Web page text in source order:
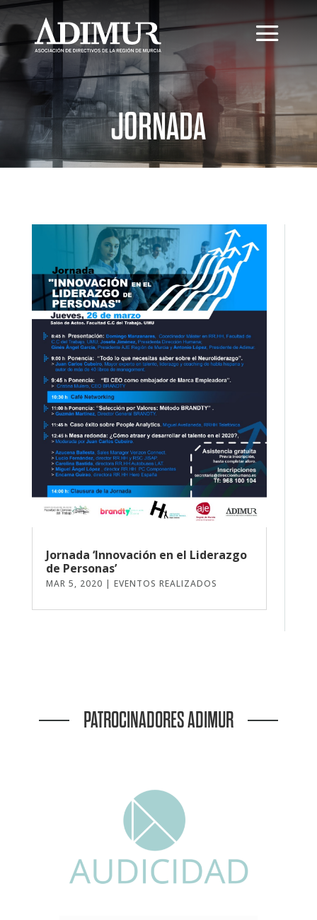
JORNADA
Jornada ‘Innovación en el Liderazgo
de Personas’
MAR 5, 2020 | EVENTOS REALIZADOS
PATROCINADORES ADIMUR